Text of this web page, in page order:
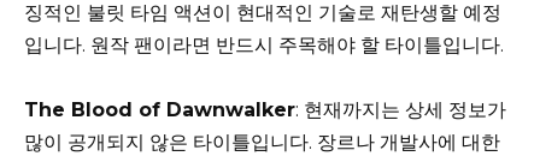
징적인 불릿 타임 액션이 현대적인 기술로 재탄생할 예정
입니다. 원작 팬이라면 반드시 주목해야 할 타이틀입니다.
The Blood of Dawnwalker: 현재까지는 상세 정보가
많이 공개되지 않은 타이틀입니다. 장르나 개발사에 대한